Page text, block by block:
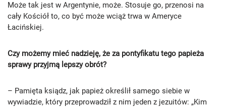
Może tak jest w Argentynie, może. Stosuje go, przenosi na
cały Kościół to, co być może wciąż trwa w Ameryce
Łacińskiej.
Czy możemy mieć nadzieję, że za pontyfikatu tego papieża
sprawy przyjmą lepszy obrót?
– Pamięta ksiądz, jak papież określił samego siebie w
wywiadzie, który przeprowadził z nim jeden z jezuitów: „Kim